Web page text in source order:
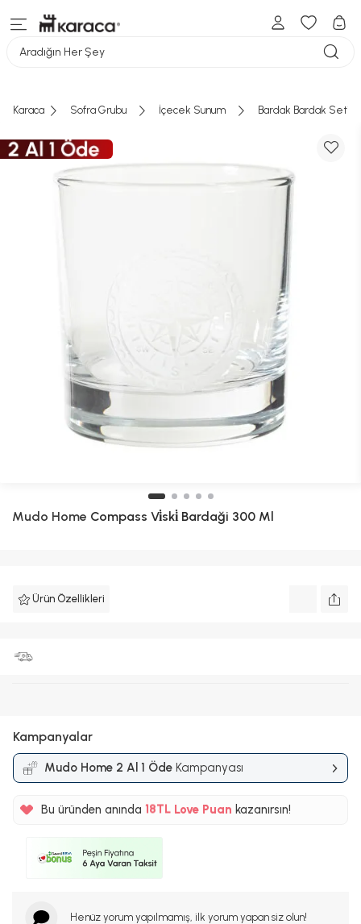
Aradığın Her Şey
Karaca Sofra Grubu İçecek Sunum Bardak Bardak Seti
Mudo Home Compass Vi̇ski̇ Bardaği 300 Ml
Ürün Özellikleri
Kampanyalar
Mudo Home 2 Al 1 Öde Kampanyası
Bu üründen anında
%5
%5 Love Puankazanırsın!
Henüz yorum yapılmamış, ilk yorum yapan siz olun!